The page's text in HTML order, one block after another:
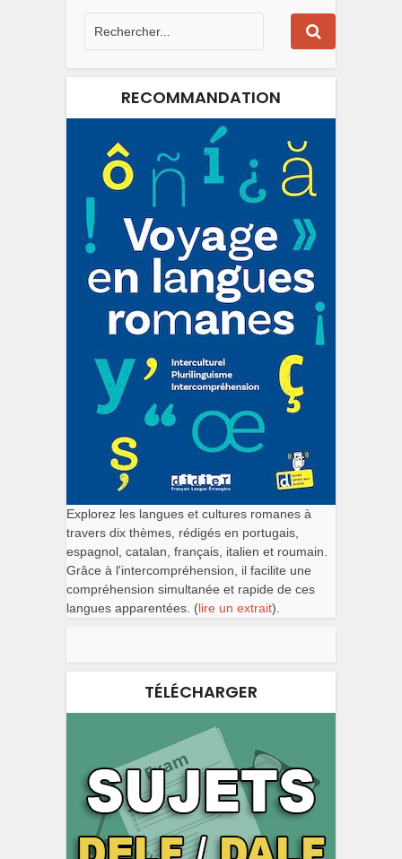
RECOMMANDATION
Explorez les langues et cultures romanes à
travers dix thèmes, rédigés en portugais,
espagnol, catalan, français, italien et roumain.
Grâce à l'intercompréhension, il facilite une
compréhension simultanée et rapide de ces
langues apparentées. (lire un extrait).
TÉLÉCHARGER